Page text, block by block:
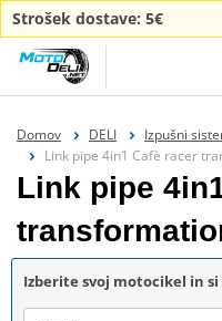
Strošek dostave: 5€
Domov DELI Izpušni
Link pipe 4in1 Cafè racer
Link pipe
Izberite svoj motocikel in